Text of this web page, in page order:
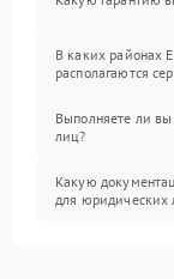
В каких районах
располагаются
Выполняете ли
лиц?
Какую
для юридических